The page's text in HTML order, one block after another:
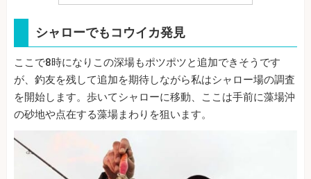
シャローでもコウイカ発見
ここで8時になりこの深場もポツポツと追加できそうです
が、釣友を残して追加を期待しながら私はシャロー場の調査
を開始します。歩いてシャローに移動、ここは手前に藻場沖
の砂地や点在する藻場まわりを狙います。